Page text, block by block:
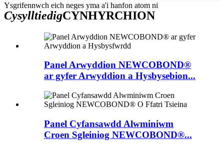
Ysgrifennwch eich neges yma a'i hanfon atom ni
CysylltiedigCYNHYRCHION
Panel Arwyddion NEWCOBOND®
ar gyfer Arwyddion a Hysbysebion...
Panel Cyfansawdd Alwminiwm
Croen Sgleiniog NEWCOBOND®...